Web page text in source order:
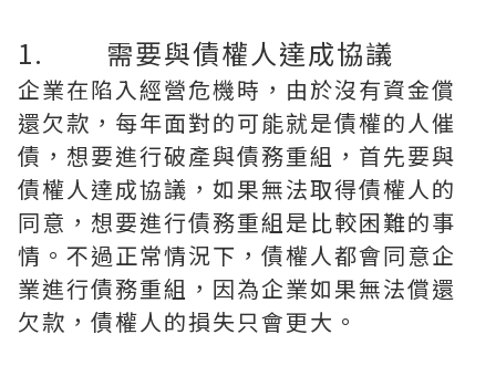
1. 需要與債權人達成協議
企業在陷入經營危機時，由於沒有資金償
還欠款，每年面對的可能就是債權的人催
債，想要進行破產與債務重組，首先要與
債權人達成協議，如果無法取得債權人的
同意，想要進行債務重組是比較困難的事
情。不過正常情況下，債權人都會同意企
業進行債務重組，因為企業如果無法償還
欠款，債權人的損失只會更大。